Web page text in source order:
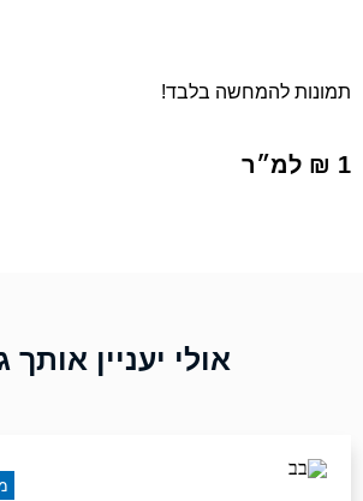
תמונות להמחשה בלבד!
1 ₪ למ״ר
אולי יעניין אותך